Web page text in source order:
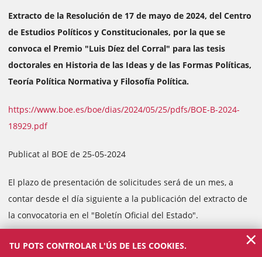
Extracto de la Resolución de 17 de mayo de 2024, del Centro
de Estudios Políticos y Constitucionales, por la que se
convoca el Premio "Luis Díez del Corral" para las tesis
doctorales en Historia de las Ideas y de las Formas Políticas,
Teoría Política Normativa y Filosofía Política.
https://www.boe.es/boe/dias/2024/05/25/pdfs/BOE-B-2024-
18929.pdf
Publicat al BOE de 25-05-2024
El plazo de presentación de solicitudes será de un mes, a
contar desde el día siguiente a la publicación del extracto de
la convocatoria en el "Boletín Oficial del Estado".
TU POTS CONTROLAR L'ÚS DE LES COOKIES.
×